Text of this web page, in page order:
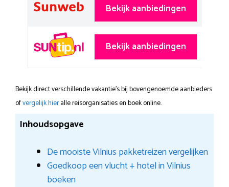
Bekijk aanbiedingen
Bekijk aanbiedingen
Bekijk direct verschillende vakantie's bij bovengenoemde aanbieders
ofvergelijk hieralle reisorganisaties en boek online.
Inhoudsopgave
De mooiste Vilnius pakketreizen vergelijken
Goedkoop een vlucht + hotel in Vilnius
boeken